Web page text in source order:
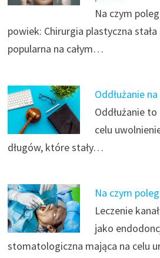
Na czym
powiek: Chirurgia plastyczna
popularna na całym…
Oddłużanie
Oddłużanie
celu
długów, które stały…
Na czym
Leczenie
jako
stomatologiczna mająca na celu